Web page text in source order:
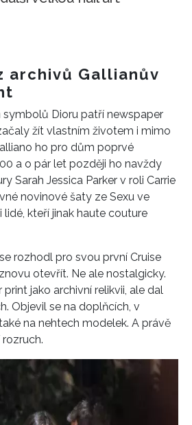
archivů Gallianův
symbolů Dioru patří newspaper
žít vlastním životem i mimo
ho pro dům poprvé
a o pár let později ho navždy
Sarah Jessica Parker v roli Carrie
novinové šaty ze Sexu ve
kteří jinak haute couture
rozhodl pro svou první Cruise
otevřít. Ne ale nostalgicky.
jako archivní relikvii, ale dal
Objevil se na doplňcích, v
na nehtech modelek. A právě